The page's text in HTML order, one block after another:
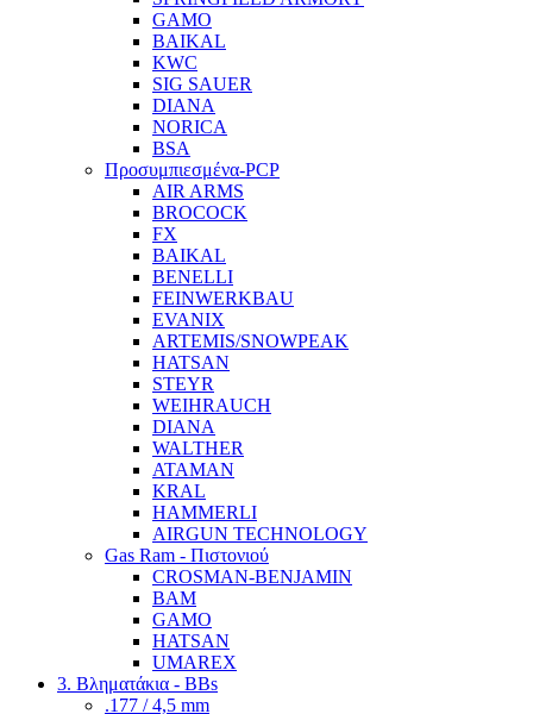
GAMO
BAIKAL
KWC
SIG SAUER
DIANA
NORICA
BSA
Προσυμπιεσμένα-PCP
AIR ARMS
BROCOCK
FX
BAIKAL
BENELLI
FEINWERKBAU
EVANIX
ARTEMIS/SNOWPEAK
HATSAN
STEYR
WEIHRAUCH
DIANA
WALTHER
ATAMAN
KRAL
HAMMERLI
AIRGUN TECHNOLOGY
Gas Ram - Πιστονιού
CROSMAN-BENJAMIN
BAM
GAMO
HATSAN
UMAREX
3. Βληματάκια - BBs
.177 / 4,5 mm